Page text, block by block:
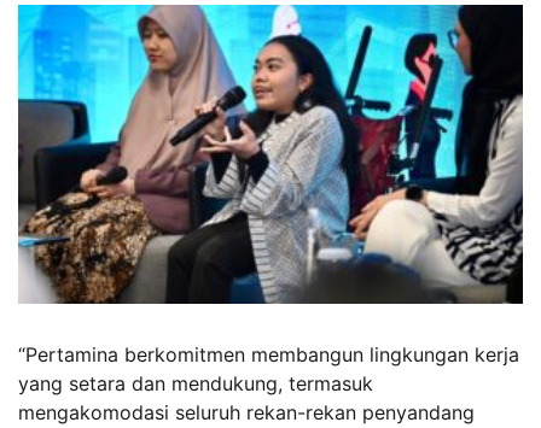
“Pertamina berkomitmen membangun lingkungan kerja
yang setara dan mendukung, termasuk
mengakomodasi seluruh rekan-rekan penyandang